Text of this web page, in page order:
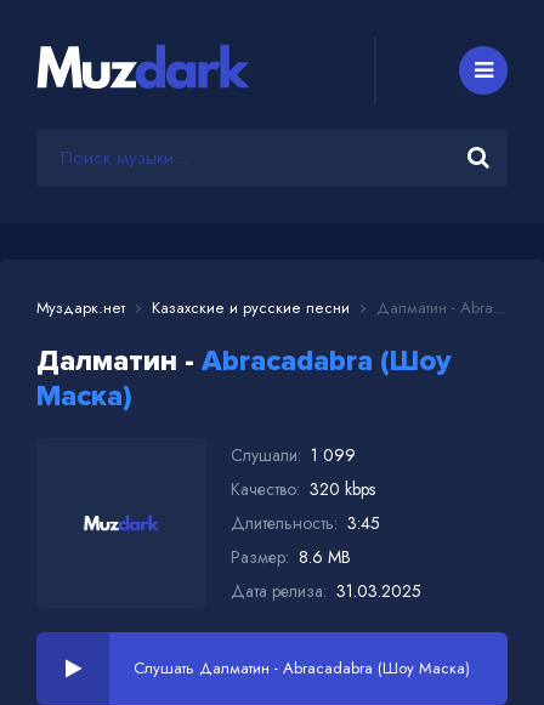
Муздарк.нет Казахские и русские песни Далматин - Abracadabra (Шоу Маска)
Далматин - Abracadabra (Шоу
Маска)
Слушали: 1 099
Качество: 320 kbps
Длительность: 3:45
Размер: 8.6 MB
Дата релиза: 31.03.2025
Слушать Далматин - Abracadabra (Шоу Маска)